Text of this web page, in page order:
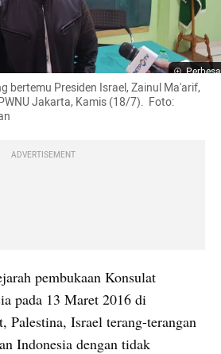
bertemu Presiden Israel, Zainul Ma'arif,
Jakarta, Kamis (18/7).  Foto:
ADVERTISEMENT
pembukaan Konsulat
pada 13 Maret 2016 di
Palestina, Israel terang-terangan
Indonesia dengan tidak